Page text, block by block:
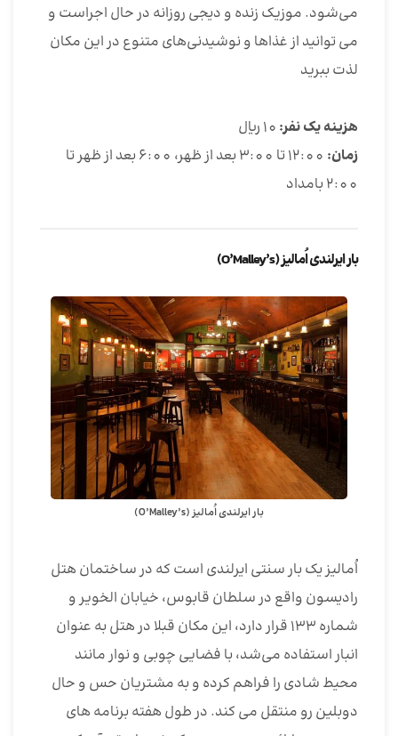
می‌شود. موزیک زنده و دیجی روزانه در حال اجراست و
می توانید از غذاها و نوشیدنی‌های متنوع در این مکان
لذت ببرید
هزینه یک نفر: 10 ریال
زمان:
12:00 تا 3:00 بعد از ظهر، 6:00 بعد از ظهر تا
2:00 بامداد
بار ایرلندی اُمالیز (O’Malley’s)
بار ایرلندی اُمالیز (O’Malley’s)
اُمالیز یک بار سنتی ایرلندی است که در ساختمان هتل
رادیسون واقع در سلطان قابوس، خیابان الخویر و
شماره 133 قرار دارد، این مکان قبلا در هتل به عنوان
انبار استفاده می‌شد، با فضایی چوبی و نوار مانند
محیط شادی را فراهم کرده و به مشتریان حس و حال
دوبلین رو منتقل می کند. در طول هفته برنامه های